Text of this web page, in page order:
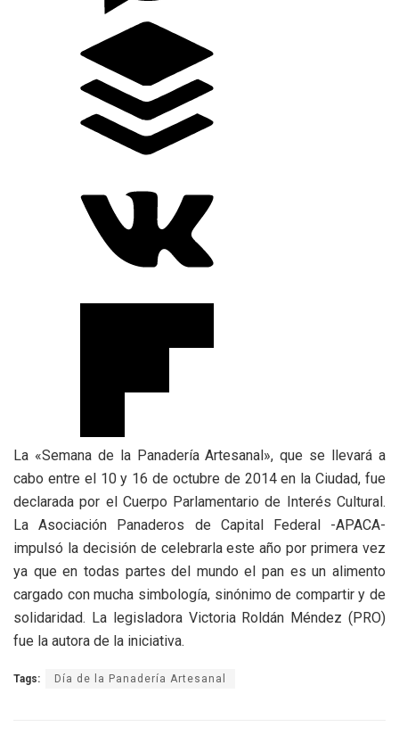
La «Semana de la Panadería Artesanal», que se llevará a
cabo entre el 10 y 16 de octubre de 2014 en la Ciudad, fue
declarada por el Cuerpo Parlamentario de Interés Cultural.
La Asociación Panaderos de Capital Federal -APACA-
impulsó la decisión de celebrarla este año por primera vez
ya que en todas partes del mundo el pan es un alimento
cargado con mucha simbología, sinónimo de compartir y de
solidaridad. La legisladora Victoria Roldán Méndez (PRO)
fue la autora de la iniciativa.
Tags: Día de la Panadería Artesanal